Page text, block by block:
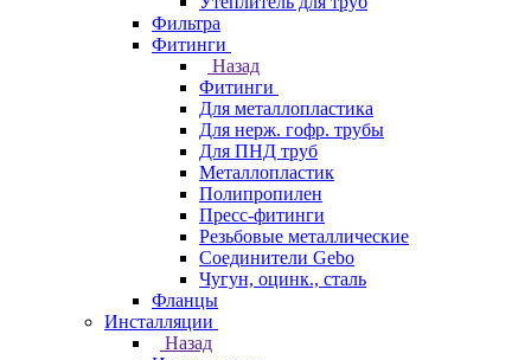
Фильтра
Фитинги
Назад
Фитинги
Для металлопластика
Для нерж. гофр. трубы
Для ПНД труб
Металлопластик
Полипропилен
Пресс-фитинги
Резьбовые металлические
Соединители Gebo
Чугун, оцинк., сталь
Фланцы
Инсталляции
Назад